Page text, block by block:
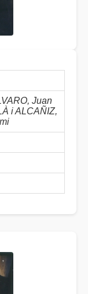
Juan
i ALCAÑIZ,